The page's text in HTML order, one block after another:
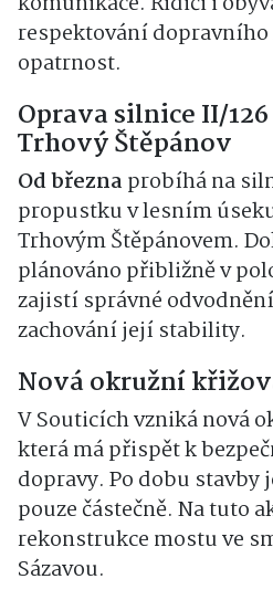
respektování dopravního
opatrnost.
Oprava silnice II/
Trhový Štěpánov
Od března probíhá na
propustku v lesním
Trhovým Štěpánovem.
plánováno přibližně v
zajistí správné
zachování její stability.
Nová okružní
V Souticích vzniká nová
která má přispět k
dopravy. Po dobu stavby
pouze částečně. Na tuto
rekonstrukce mostu ve
Sázavou.